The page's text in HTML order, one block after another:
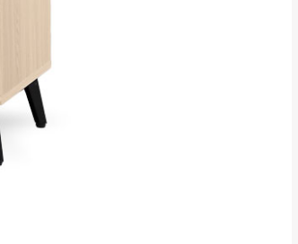
潭鄉
，
持商
貨。
、
寸
品